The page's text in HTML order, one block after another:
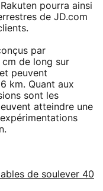
pourra ainsi
de JD.com
par
cm de long sur
peuvent
km. Quant aux
sont les
atteindre une
de soulever 40